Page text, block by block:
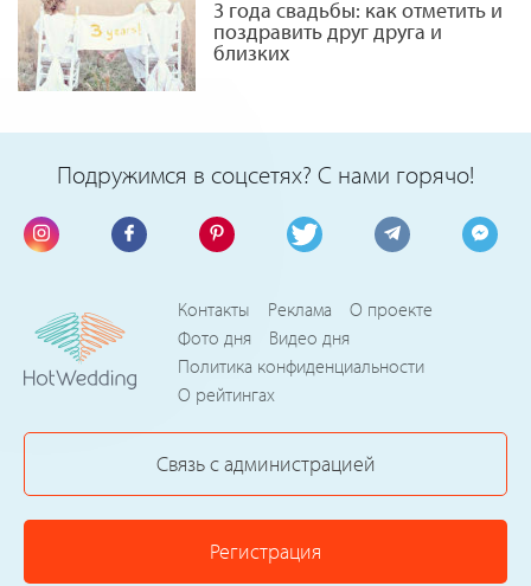
3 года свадьбы: как отметить и
поздравить друг друга и
близких
Подружимся в соцсетях? С нами горячо!
Контакты Реклама
О проекте
Фото дня
Видео дня
Политика конфиденциальности
О рейтингах
Связь с администрацией
Регистрация